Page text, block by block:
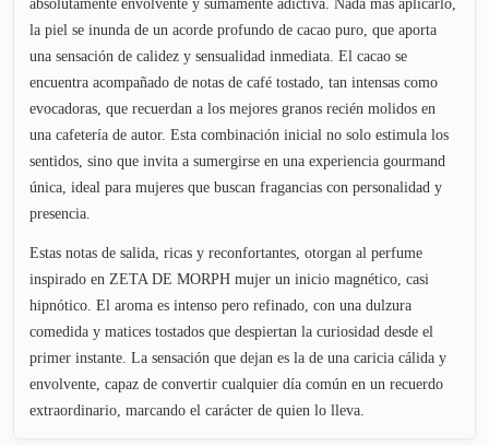
la piel se inunda de un acorde profundo de cacao puro, que aporta
una sensación de calidez y sensualidad inmediata. El cacao se
encuentra acompañado de notas de café tostado, tan intensas como
evocadoras, que recuerdan a los mejores granos recién molidos en
una cafetería de autor. Esta combinación inicial no solo estimula los
sentidos, sino que invita a sumergirse en una experiencia gourmand
única, ideal para mujeres que buscan fragancias con personalidad y
presencia.
Estas notas de salida, ricas y reconfortantes, otorgan al perfume
inspirado en ZETA DE MORPH mujer un inicio magnético, casi
hipnótico. El aroma es intenso pero refinado, con una dulzura
comedida y matices tostados que despiertan la curiosidad desde el
primer instante. La sensación que dejan es la de una caricia cálida y
envolvente, capaz de convertir cualquier día común en un recuerdo
extraordinario, marcando el carácter de quien lo lleva.